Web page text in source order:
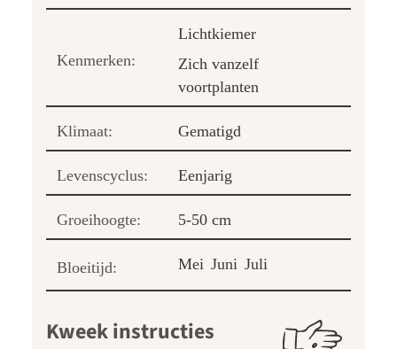
Kenmerken:
Lichtkiemer
Zich vanzelf
voortplanten
Klimaat: Gematigd
Levenscyclus: Eenjarig
Groeihoogte: 5-50 cm
Bloeitijd: Mei Juni Juli
Kweek instructies